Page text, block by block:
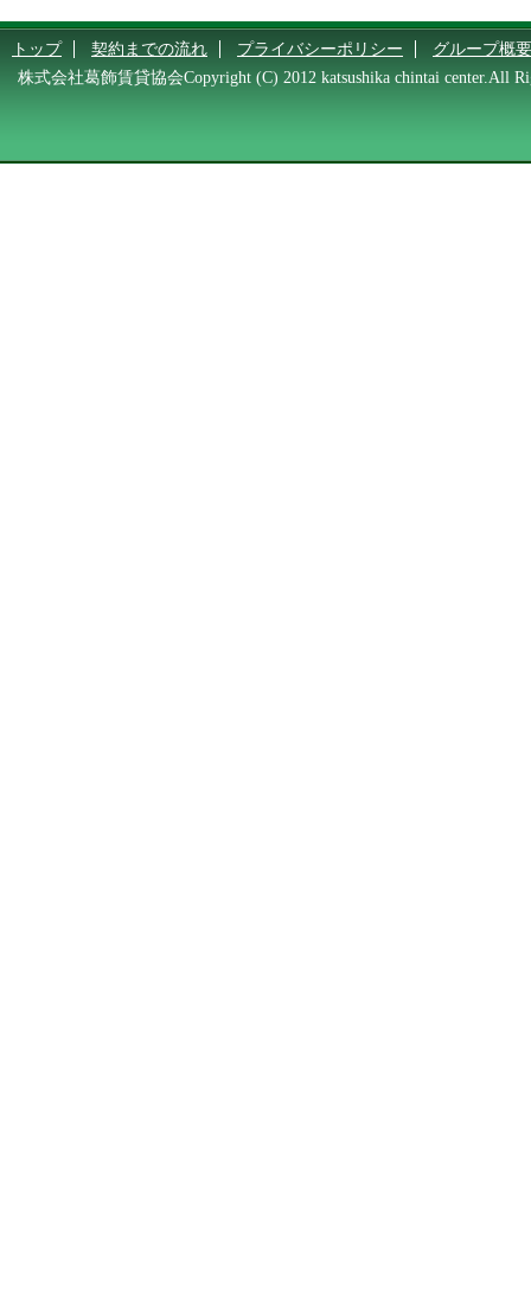
トップ 契約までの流れ プライバシーポリシー
グループ概要
株式会社葛飾賃貸協会Copyright (C) 2012 katsushika chintai center.All